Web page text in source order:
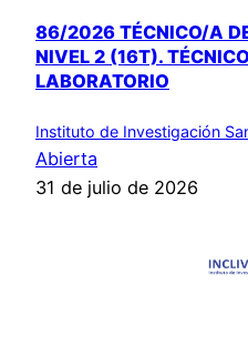
86/2026 TÉCNICO/A
NIVEL 2 (16T).
LABORATORIO
Instituto de Investigación
Abierta
31 de julio de 2026